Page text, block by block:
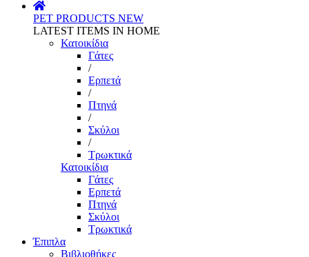
PET PRODUCTS NEW
LATEST ITEMS IN HOME
Κατοικίδια
Γάτες
/
Ερπετά
/
Πτηνά
/
Σκύλοι
/
Τρωκτικά
Κατοικίδια
Γάτες
Ερπετά
Πτηνά
Σκύλοι
Τρωκτικά
Έπιπλα
Βιβλιοθήκες